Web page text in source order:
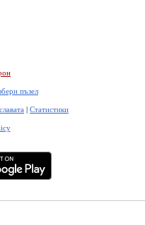
пъзел
| Статистики